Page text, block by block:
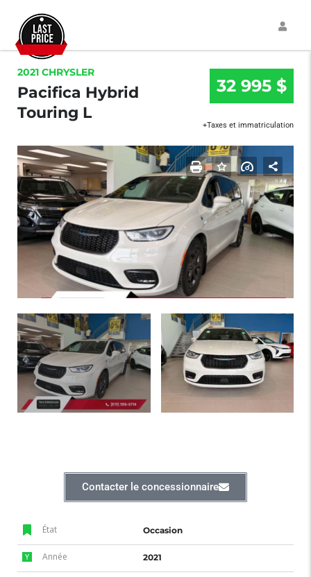
2021 CHRYSLER
Pacifica Hybrid
Touring L
32 995 $
+Taxes et immatriculation
Contacter le concessionnaire
État Occasion
Année 2021